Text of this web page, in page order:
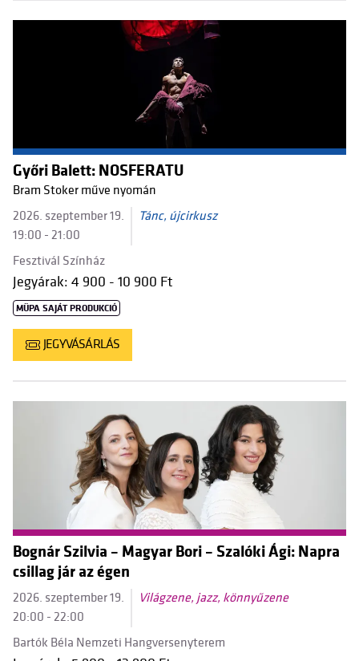
Győri Balett: NOSFERATU
Bram Stoker műve nyomán
2026. szeptember 19.
19:00 - 21:00
Tánc, újcirkusz
Fesztivál Színház
Jegyárak: 4 900 - 10 900 Ft
MÜPA SAJÁT PRODUKCIÓ
JEGYVÁSÁRLÁS
Bognár Szilvia – Magyar Bori – Szalóki Ági: Napra
csillag jár az égen
2026. szeptember 19.
20:00 - 22:00
Világzene, jazz, könnyűzene
Bartók Béla Nemzeti Hangversenyterem